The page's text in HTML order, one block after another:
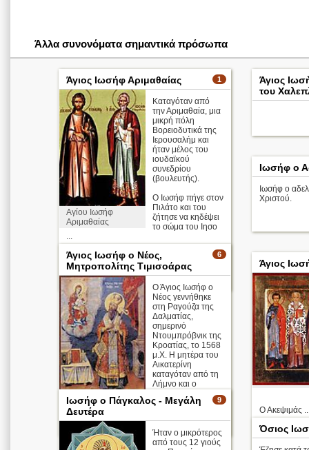
Άλλα συνονόματα σημαντικά πρόσωπα
1
Άγιος Ιωσήφ Αριμαθαίας
Αγίου Ιωσήφ
Αριμαθαίας
Καταγόταν από
την Αριμαθαία, μια
μικρή πόλη
Βορειοδυτικά της
Ιερουσαλήμ και
ήταν μέλος του
ιουδαϊκού
συνεδρίου
(βουλευτής).
Ο Ιωσήφ πήγε στον
Πιλάτο και του
ζήτησε να κηδέψει
το σώμα του Ιησο
...
Απολυτίκιο
Άγιος
του
Ιωσήφ ο
Ιωσήφ ο
Χριστού.
6
Άγιος Ιωσήφ ο Νέος,
Μητροπολίτης Τιμισοάρας
Ο Άγιος Ιωσήφ ο
Νέος γεννήθηκε
στη Ραγούζα της
Δαλματίας,
σημερινό
Ντουμπρόβνικ της
Κροατίας, το 1568
μ.Χ. Η μητέρα του
Αικατερίνη
καταγόταν από τη
Λήμνο και ο
Ιωάννης ήταν Βενετός καραβοκ ...
Άγιος
Ο Ακεψιμάς
Απολυτίκιο
9
Ιωσήφ ο Πάγκαλος - Μεγάλη
Δευτέρα
Ήταν ο μικρότερος
από τους 12 γιούς
Όσιος